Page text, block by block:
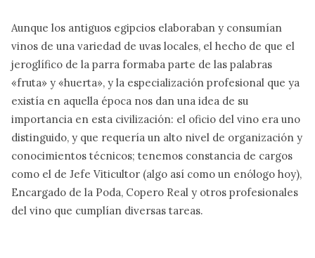
Aunque los antiguos egipcios elaboraban y consumían
vinos de una variedad de uvas locales, el hecho de que el
jeroglífico de la parra formaba parte de las palabras
«fruta» y «huerta», y la especialización profesional que ya
existía en aquella época nos dan una idea de su
importancia en esta civilización: el oficio del vino era uno
distinguido, y que requería un alto nivel de organización y
conocimientos técnicos; tenemos constancia de cargos
como el de Jefe Viticultor (algo así como un enólogo hoy),
Encargado de la Poda, Copero Real y otros profesionales
del vino que cumplían diversas tareas.